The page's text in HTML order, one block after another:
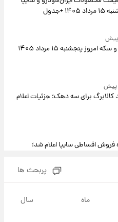
+جدول
پنجشنبه ۱۵ مرداد ۱۴۰۵
کالابرگ برای سه دهک؛ جزئیات اعلام
فروش اقساطی سایپا اعلام شد؛
طلا فردا
پربحث ها
ماه سال